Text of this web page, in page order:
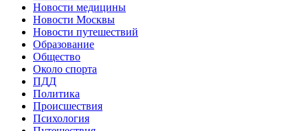
Новости медицины
Новости Москвы
Новости путешествий
Образование
Общество
Около спорта
ПДД
Политика
Происшествия
Психология